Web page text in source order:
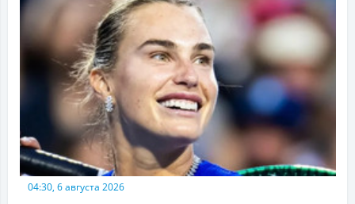
04:30, 6 августа 2026